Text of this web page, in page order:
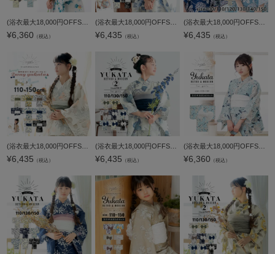
¥6,360 （税込） ¥6,435 （税込）
(浴衣最大18,000円OFFSALE8/13迄)浴衣 子供 女の子 セパレート ワンピース 子供浴衣セット（サンドレス＋上着＋帯） 「バブルドット・あじさい 全4柄」100cm/110cm/120cm/130cm/140cm/150cm 6サイズ KIMONOMACHIオ
¥6,435 （税込）
¥6,435 （税込） ¥6,435 （税込）
(浴衣最大18,000円OFFSALE8/13迄)浴衣 子供 女の子 子供浴衣セット（浴衣＋帯） 浴衣2点セット「スカイブルー 百合」110cm/120cm/130cm/140cm/150cm こども 子ども キッズ ジュニア ゆかた 花火大会 夏祭り 夕涼み
¥6,360 （税込）